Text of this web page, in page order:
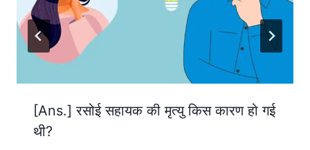
[Ans.] रसोई सहायक की मृत्यु किस कारण हो गई
थी?